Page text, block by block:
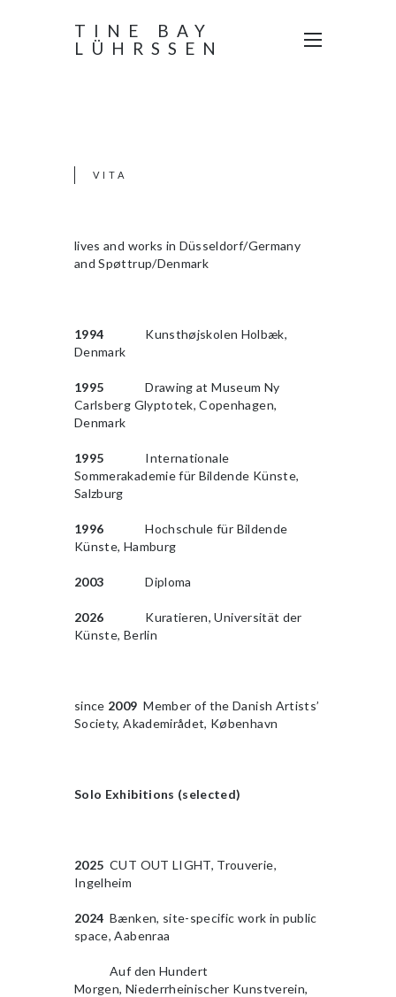
TINE BAY
LÜHRSSEN
VITA
lives and works in Düsseldorf/Germany
and Spøttrup/Denmark
1994 Kunsthøjskolen Holbæk,
Denmark
1995 Drawing at Museum Ny
Carlsberg Glyptotek, Copenhagen,
Denmark
1995 Internationale
Sommerakademie für Bildende Künste,
Salzburg
1996
Hochschule für Bildende
Künste, Hamburg
2003 Diploma
2026
Kuratieren, Universität der
Künste, Berlin
since 2009 Member of the Danish Artists’
Society, Akademirådet, København
Solo Exhibitions (selected)
2025CUT OUT LIGHT, Trouverie,
Ingelheim
2024Bænken, site-specific work in public
space, Aabenraa
Auf den Hundert
Morgen, Niederrheinischer Kunstverein,